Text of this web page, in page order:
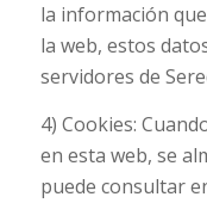
la información
la web, estos
servidores de
4) Cookies:
en esta web, se
puede consultar